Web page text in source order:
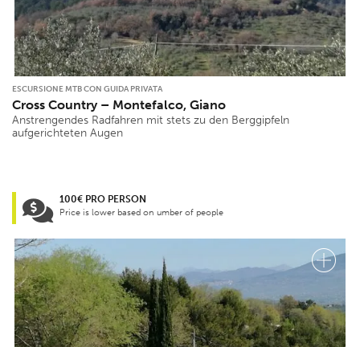
ESCURSIONE MTB CON GUIDA PRIVATA
Cross Country – Montefalco, Giano
Anstrengendes Radfahren mit stets zu den Berggipfeln
aufgerichteten Augen
100€ PRO PERSON
Price is lower based on umber of people